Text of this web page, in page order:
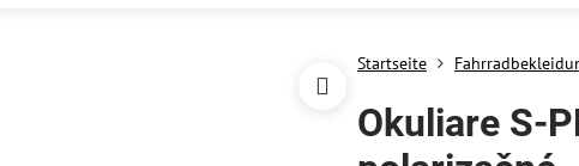
Startseite
Okuliare S-